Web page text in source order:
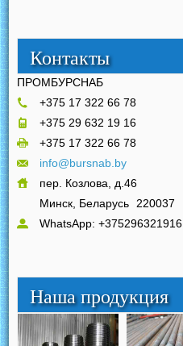
Контакты
ПРОМБУРСНАБ
+375 17 322 66 78
+375 29 632 19 16
+375 17 322 66 78
info@bursnab.by
пер. Козлова, д.46
Минск, Беларусь
220037
WhatsApp: +375296321916
Наша продукция